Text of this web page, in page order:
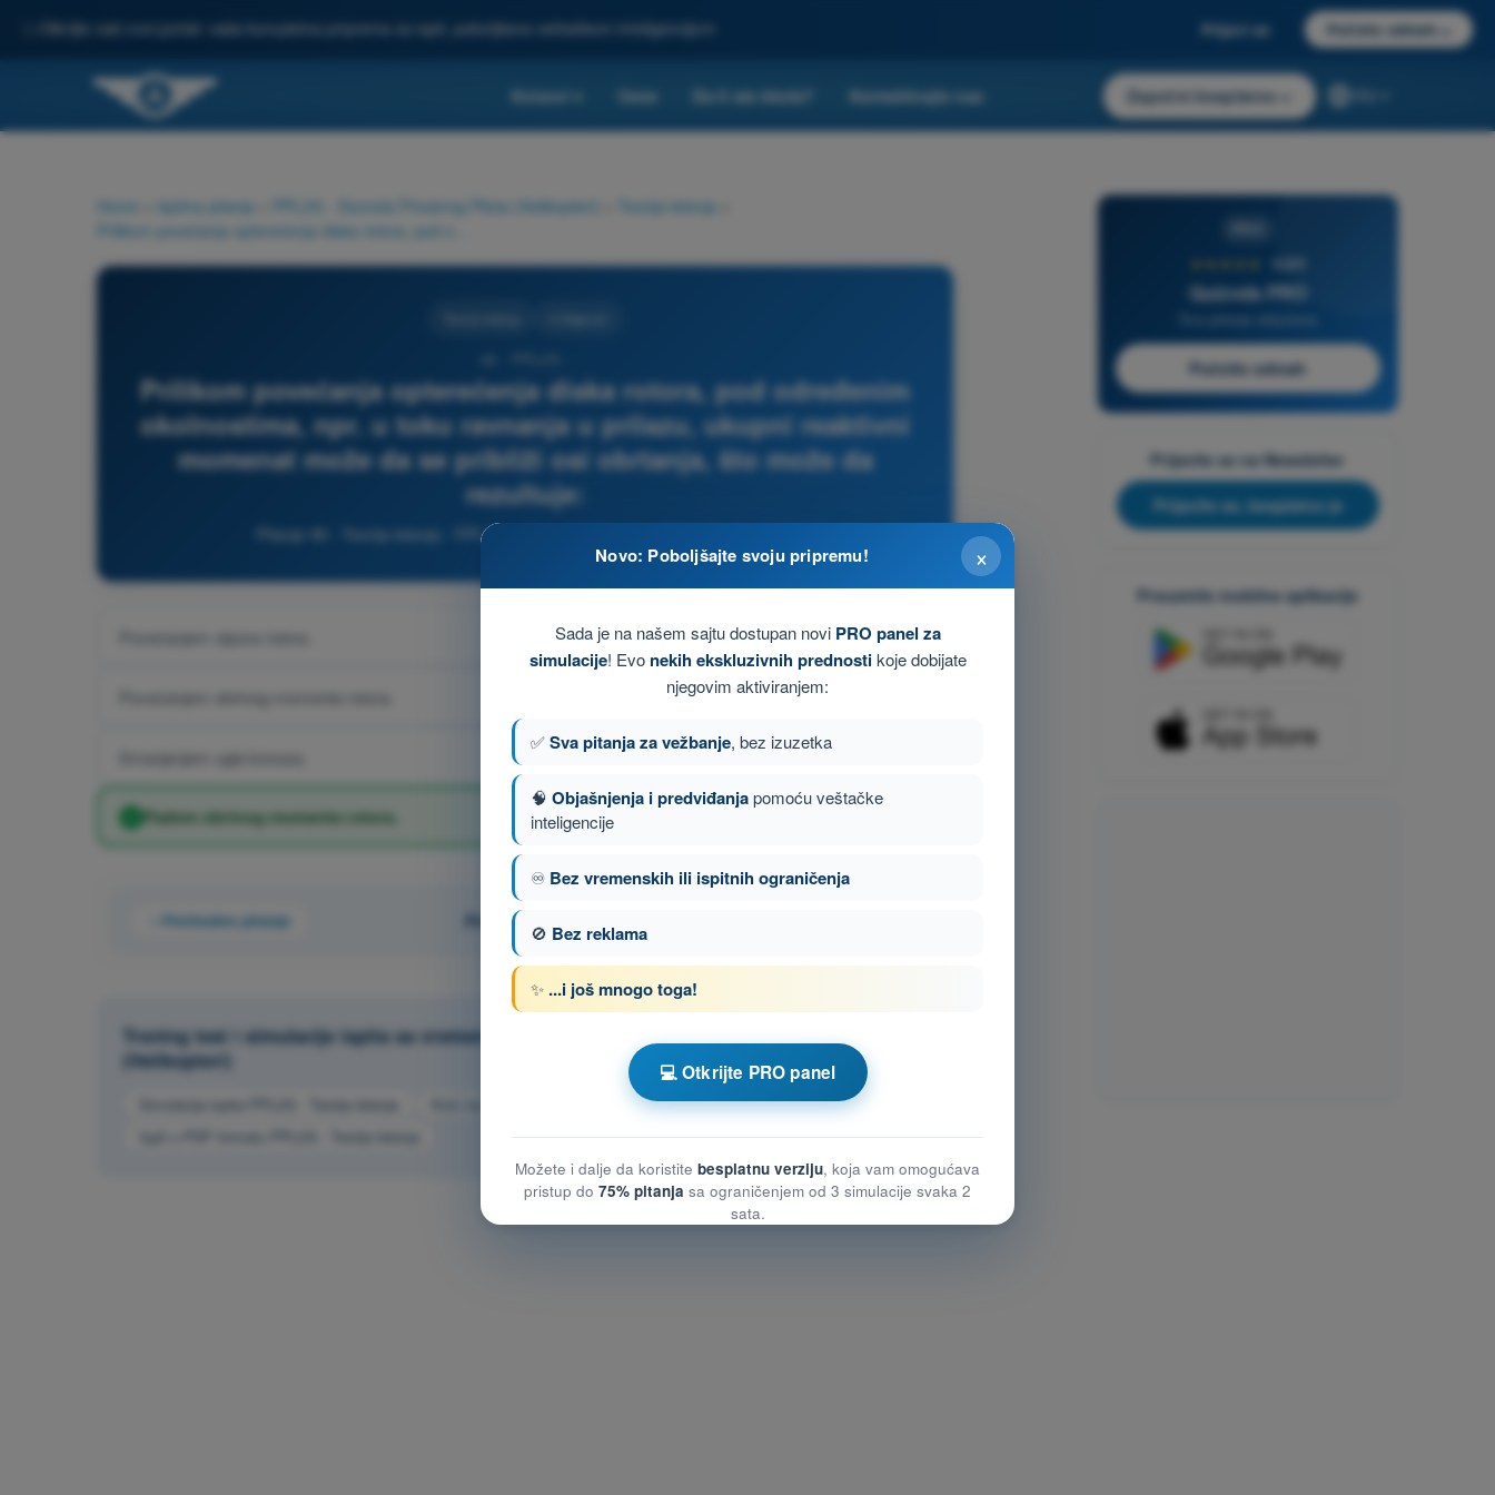
Otkrijte naš novi portal: vaša kompletna priprema za ispit, poboljšana veštačkom inteligencijom Prijavi se Počnite odmah
Kvizovi Cene Da li ste škola? Kontaktirajte nas Započni besplatno
Home Ispitna pitanja PPL(H) - Dozvola Privatnog Pilota (Helikopteri) Teorija letenja
Prilikom povećanja opterećenja diska rotora, pod određenim
okolnostima, npr. u toku ravnanja u prilazu, ukupni reaktivni
momenat može da se približi osi obrtanja, što može da
rezultuje:
Pitanje 46 - Teorija letenja - PPL(H) - Dozvola Privatnog Pilota (Helikopteri)
Povećanjem otpora rotora.
Povećanjem obrtnog momenta rotora.
Smanjenjem ugla konusa.
Padom obrtnog momenta rotora.
Prethodno pitanje Pitanje 46 od 151
Trening test i simulacije ispita sa vremenom PPL(H) - Dozvola Privatnog Pilota
(Helikopteri)
Kviz za vežbanje PPL(H) - Teorija letenja
4,6/5
Quizvds PRO
Počnite odmah
Prijavite se na Newsletter
Prijavite se, besplatno je
Preuzmite mobilne aplikacije
×
Novo: Poboljšajte svoju pripremu!
Sada je na našem sajtu dostupan novi PRO panel za
simulacije! Evo nekih ekskluzivnih prednostikoje dobijate
njegovim aktiviranjem:
✅Sva pitanja za vežbanje, bez izuzetka
🧠 Objašnjenja i predviđanjapomoću veštačke
inteligencije
♾️ Bez vremenskih ili ispitnih ograničenja
🚫 Bez reklama
✨ ...i još mnogo toga!
💻 Otkrijte PRO panel
Možete i dalje da koristite besplatnu verziju, koja vam omogućava
pristup do 75% pitanja sa ograničenjem od 3 simulacije svaka 2
sata.